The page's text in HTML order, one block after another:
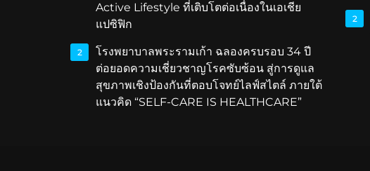
Active Lifestyle ที่เติบโตต่อเนื่องในเอเชีย
แปซิฟิก
2
โรงพยาบาลพระรามเก้า ฉลองครบรอบ 34 ปี
ต่อยอดความเชี่ยวชาญโรคซับซ้อน สู่การดูแล
สุขภาพเชิงป้องกันที่ตอบโจทย์ไลฟ์สไตล์ ภายใต้
แนวคิด “SELF-CARE IS HEALTHCARE”
2